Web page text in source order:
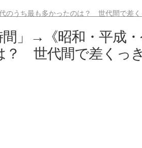
のうち最も多かったのは？ 世代間で差く
」→《昭和・平成
？ 世代間で差くっ